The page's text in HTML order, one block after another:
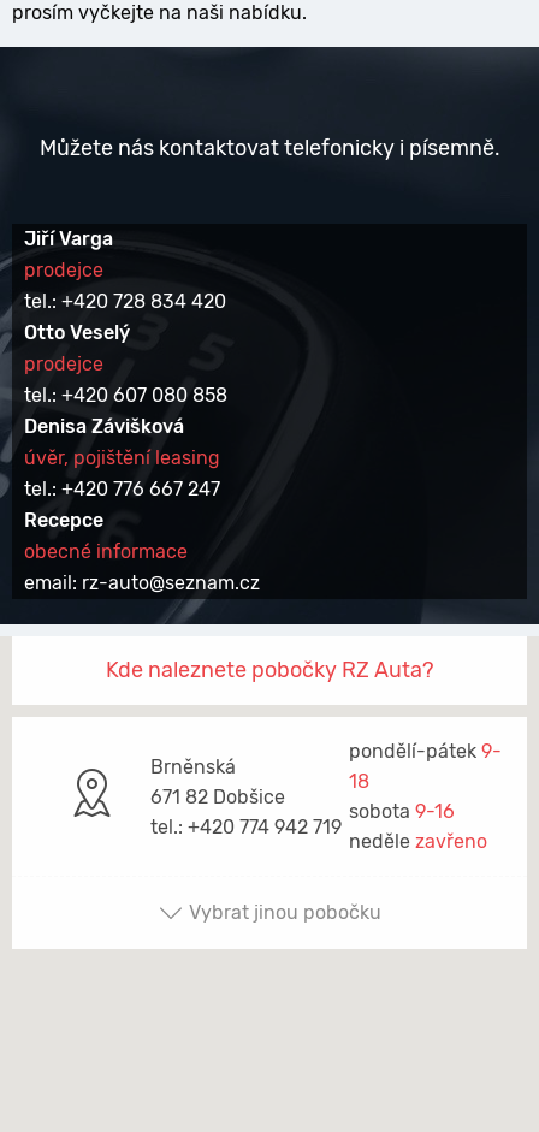
prosím vyčkejte na naši nabídku.
Můžete nás kontaktovat telefonicky i písemně.
Jiří Varga
prodejce
tel.: +420 728 834 420
Otto Veselý
prodejce
tel.: +420 607 080 858
Denisa Závišková
úvěr, pojištění leasing
tel.: +420 776 667 247
Recepce
obecné informace
email: rz-auto@seznam.cz
Kde naleznete pobočky RZ Auta?
Brněnská
671 82 Dobšice
tel.: +420 774 942 719
pondělí-pátek 9-
18
sobota 9-16
neděle zavřeno
Vybrat jinou pobočku